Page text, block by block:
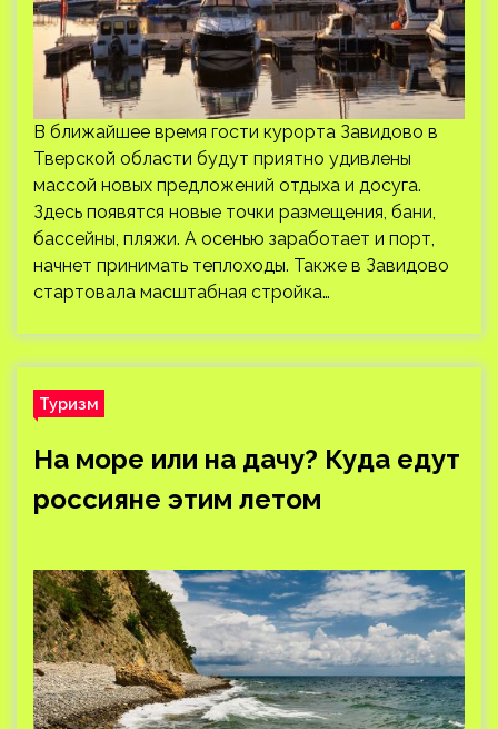
В ближайшее время гости курорта Завидово в
Тверской области будут приятно удивлены
массой новых предложений отдыха и досуга.
Здесь появятся новые точки размещения, бани,
бассейны, пляжи. А осенью заработает и порт,
начнет принимать теплоходы. Также в Завидово
стартовала масштабная стройка…
Туризм
На море или на дачу? Куда едут
россияне этим летом